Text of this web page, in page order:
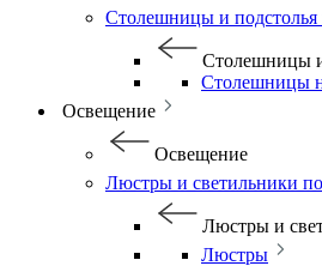
Столешницы и подстолья
Столешницы и
Столешницы
Освещение
Освещение
Люстры и светильники
Люстры и
Люстры